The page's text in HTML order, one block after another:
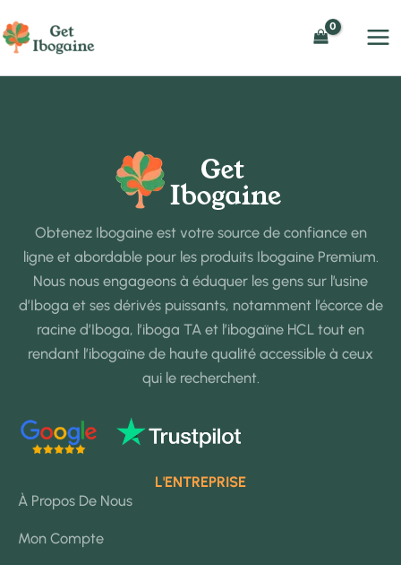
au
contenu
Obtenez Ibogaine est votre source de confiance en
ligne et abordable pour les produits Ibogaine Premium.
Nous nous engageons à éduquer les gens sur l’usine
d’Iboga et ses dérivés puissants, notamment l’écorce de
racine d’Iboga, l’iboga TA et l’ibogaïne HCL tout en
rendant l’ibogaïne de haute qualité accessible à ceux
qui le recherchent.
L'ENTREPRISE
À Propos De Nous
Mon Compte